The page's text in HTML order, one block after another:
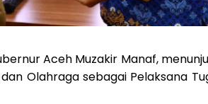
Aceh Muzakir Manaf,
Olahraga sebagai Pelaksana